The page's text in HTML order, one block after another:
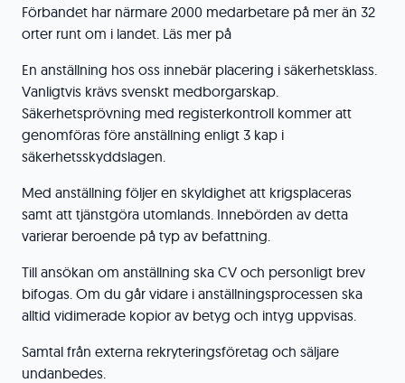
Förbandet har närmare 2000 medarbetare på mer än 32
orter runt om i landet. Läs mer på
En anställning hos oss innebär placering i säkerhetsklass.
Vanligtvis krävs svenskt medborgarskap.
Säkerhetsprövning med registerkontroll kommer att
genomföras före anställning enligt 3 kap i
säkerhetsskyddslagen.
Med anställning följer en skyldighet att krigsplaceras
samt att tjänstgöra utomlands. Innebörden av detta
varierar beroende på typ av befattning.
Till ansökan om anställning ska CV och personligt brev
bifogas. Om du går vidare i anställningsprocessen ska
alltid vidimerade kopior av betyg och intyg uppvisas.
Samtal från externa rekryteringsföretag och säljare
undanbedes.